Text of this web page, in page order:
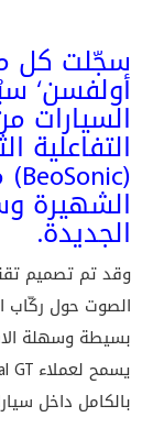
سجّلت كل
أولفسن‘
السيارات
التفاعلية
(
BeoSonic
)
الشهيرة
الجديدة.
وقد تم تصميم
الصوت حول ركّاب
بسيطة وسهلة
يسمح لعملاء GT
بالكامل داخل